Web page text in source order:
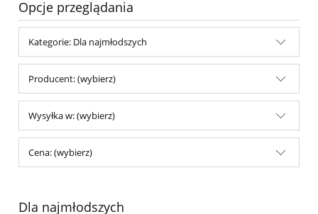
Opcje przeglądania
Kategorie: Dla najmłodszych
Producent: (wybierz)
Wysyłka w: (wybierz)
Cena: (wybierz)
Dla najmłodszych